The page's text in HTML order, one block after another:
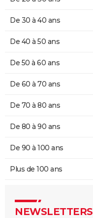
De 30 à 40 ans
De 40 à 50 ans
De 50 à 60 ans
De 60 à 70 ans
De 70 à 80 ans
De 80 à 90 ans
De 90 à 100 ans
Plus de 100 ans
NEWSLETTERS